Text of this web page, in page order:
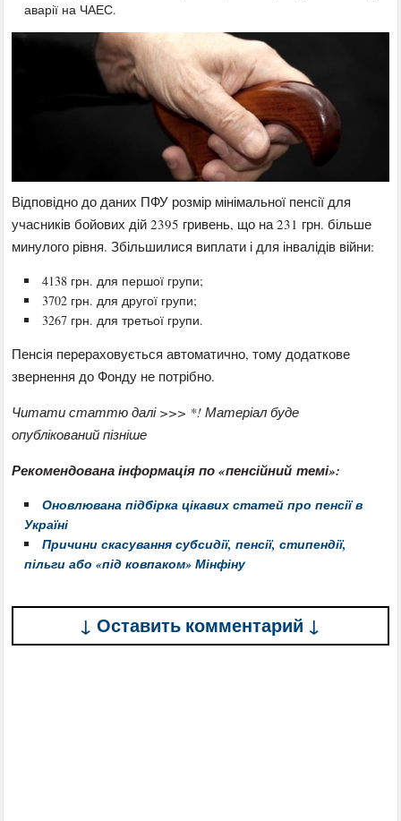
аварії на ЧАЕС.
Відповідно до даних ПФУ розмір мінімальної пенсії для
учасників бойових дій 2395 гривень, що на 231 грн. більше
минулого рівня. Збільшилися виплати і для інвалідів війни:
4138 грн. для першої групи;
3702 грн. для другої групи;
3267 грн. для третьої групи.
Пенсія перераховується автоматично, тому додаткове
звернення до Фонду не потрібно.
Читати статтю далі >>> *! Матеріал буде
опублікований пізніше
Рекомендована інформація по «пенсійний темі»:
Оновлювана підбірка цікавих статей про пенсії в
Україні
Причини скасування субсидії, пенсії, стипендії,
пільги або «під ковпаком» Мінфіну
↓ Оставить комментарий ↓